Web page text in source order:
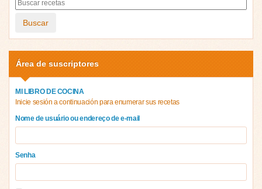
Buscar
Área de suscriptores
MI LIBRO DE COCINA
Inicie sesión a continuación para enumerar sus recetas
Nome de usuário ou endereço de e-mail
Senha